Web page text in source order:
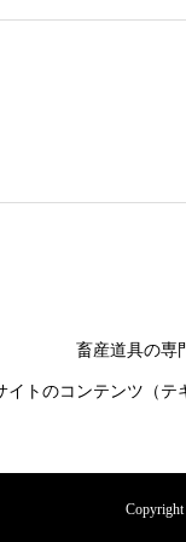
畜産道具の専
イトのコンテンツ（テ